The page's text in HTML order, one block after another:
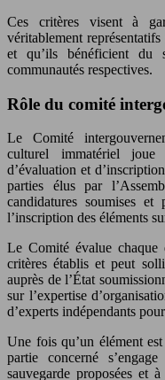
Ces critères visent à
véritablement
et qu’ils bénéficient du
communautés respectives.
Rôle du comité
Le Comité
culturel immatériel
d’évaluation et
parties élus par
candidatures soumises
l’inscription des éléments
Le Comité évalue chaque
critères établis et peut
auprès de l’État
sur l’expertise
d’experts indépendants
Une fois qu’un élément
partie concerné
sauvegarde proposées et